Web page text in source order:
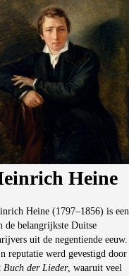
Heine
Heine (1797–1856) is een
de belangrijkste Duitse
uit de negentiende eeuw.
reputatie werd gevestigd door
Buch der Lieder, waaruit veel